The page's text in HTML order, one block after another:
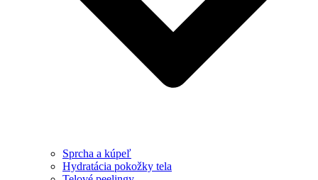
Sprcha a kúpeľ
Hydratácia pokožky tela